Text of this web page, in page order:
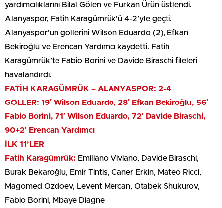
yardımcılıklarını Bilal Gölen ve Furkan Ürün üstlendi.
Alanyaspor, Fatih Karagümrük’ü 4-2’yle geçti.
Alanyaspor’un gollerini Wilson Eduardo (2), Efkan
Bekiroğlu ve Erencan Yardımcı kaydetti. Fatih
Karagümrük’te Fabio Borini ve Davide Biraschi fileleri
havalandırdı.
FATİH KARAGÜMRÜK – ALANYASPOR: 2-4
GOLLER: 19′ Wilson Eduardo, 28′ Efkan Bekiroğlu, 56′
Fabio Borini, 71′ Wilson Eduardo, 72′ Davide Biraschi,
90+2′ Erencan Yardımcı
İLK 11’LER
Fatih Karagümrük: Emiliano Viviano, Davide Biraschi,
Burak Bekaroğlu, Emir Tintiş, Caner Erkin, Mateo Ricci,
Magomed Ozdoev, Levent Mercan, Otabek Shukurov,
Fabio Borini, Mbaye Diagne